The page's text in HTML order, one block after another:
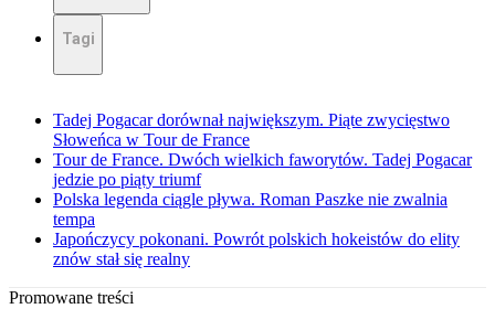
Tagi
Tadej Pogacar dorównał największym. Piąte zwycięstwo
Słoweńca w Tour de France
Tour de France. Dwóch wielkich faworytów. Tadej Pogacar
jedzie po piąty triumf
Polska legenda ciągle pływa. Roman Paszke nie zwalnia
tempa
Japończycy pokonani. Powrót polskich hokeistów do elity
znów stał się realny
Promowane treści